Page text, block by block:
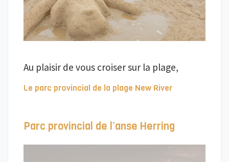
Au plaisir de vous croiser sur la plage,
Le parc provincial de la plage New River
Parc provincial de l’anse Herring